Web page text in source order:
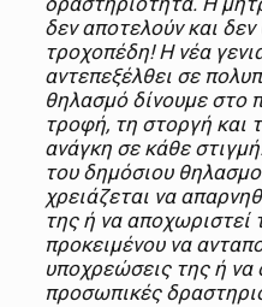
δεν αποτελούν και
τροχοπέδη! Η νέα
αντεπεξέλθει σε
θηλασμό δίνουμε στο
τροφή, τη στοργή και
ανάγκη σε κάθε
του δημόσιου
χρειάζεται να
της ή να αποχωριστεί
προκειμένου να
υποχρεώσεις της ή να
προσωπικές